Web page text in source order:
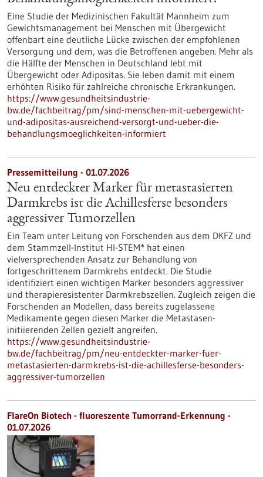
Eine Studie der Medizinischen Fakultät Mannheim zum
Gewichtsmanagement bei Menschen mit Übergewicht
offenbart eine deutliche Lücke zwischen der empfohlenen
Versorgung und dem, was die Betroffenen angeben. Mehr als
die Hälfte der Menschen in Deutschland lebt mit
Übergewicht oder Adipositas. Sie leben damit mit einem
erhöhten Risiko für zahlreiche chronische Erkrankungen.
https://www.gesundheitsindustrie-
bw.de/fachbeitrag/pm/sind-menschen-mit-uebergewicht-
und-adipositas-ausreichend-versorgt-und-ueber-die-
behandlungsmoeglichkeiten-informiert
Pressemitteilung - 01.07.2026
Neu entdeckter Marker für metastasierten
Darmkrebs ist die Achillesferse besonders
aggressiver Tumorzellen
Ein Team unter Leitung von Forschenden aus dem DKFZ und
dem Stammzell-Institut HI-STEM* hat einen
vielversprechenden Ansatz zur Behandlung von
fortgeschrittenem Darmkrebs entdeckt. Die Studie
identifiziert einen wichtigen Marker besonders aggressiver
und therapieresistenter Darmkrebszellen. Zugleich zeigen die
Forschenden an Modellen, dass bereits zugelassene
Medikamente gegen diesen Marker die Metastasen-
initiierenden Zellen gezielt angreifen.
https://www.gesundheitsindustrie-
bw.de/fachbeitrag/pm/neu-entdeckter-marker-fuer-
metastasierten-darmkrebs-ist-die-achillesferse-besonders-
aggressiver-tumorzellen
FlareOn Biotech - fluoreszente Tumorrand-Erkennung -
01.07.2026